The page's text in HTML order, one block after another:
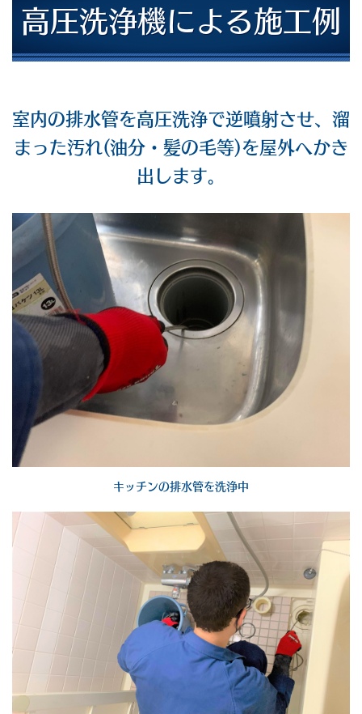
高圧洗浄機による施工例
室内の排水管を高圧洗浄で逆噴射させ、溜
まった汚れ(油分・髪の毛等)を屋外へかき
出します。
キッチンの排水管を洗浄中